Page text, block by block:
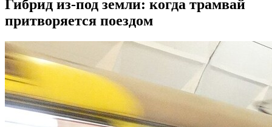
Гибрид из-под земли: когда трамвай
притворяется поездом